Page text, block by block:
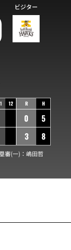
ビジター
12 R H
0
5
3
8
審(一)： 嶋田哲